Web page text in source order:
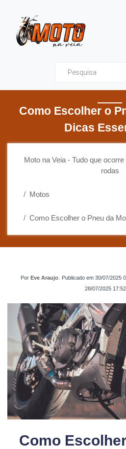
Moto
Como Escolher o
Dicas
Moto na Veia - Tudo que
rodas
Motos
Como Escolher o Pneu da
Por Eve Araujo Publicado em 30/07/2025
28/07/2025
Como